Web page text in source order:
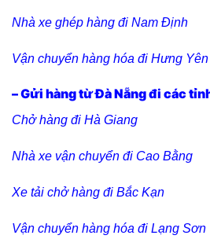
Nhà xe ghép hàng đi Nam Định
Vận chuyển hàng hóa đi Hưng Yên
– Gửi hàng từ Đà Nẵng đi các
Chở hàng đi Hà Giang
Nhà xe vận chuyển đi Cao Bằng
Xe tải chở hàng đi Bắc Kạn
Vận chuyển hàng hóa đi Lạng Sơn